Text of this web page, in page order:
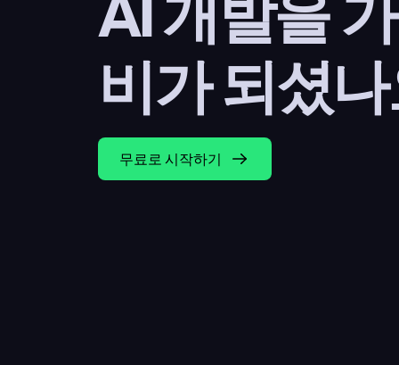
비가 되셨
무료로 시작하기